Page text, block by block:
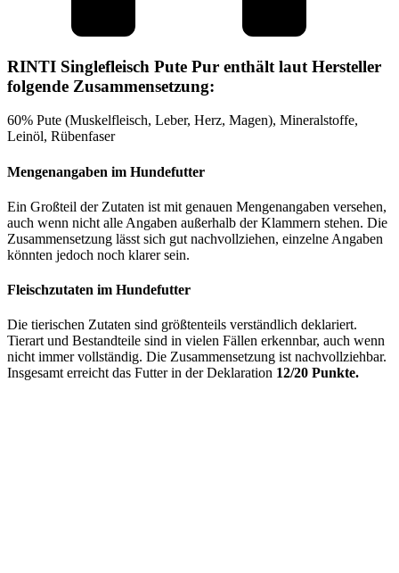
RINTI Singlefleisch Pute Pur enthält laut Hersteller
folgende Zusammensetzung:
60% Pute (Muskelfleisch, Leber, Herz, Magen), Mineralstoffe,
Leinöl, Rübenfaser
Mengenangaben im Hundefutter
Ein Großteil der Zutaten ist mit genauen Mengenangaben versehen,
auch wenn nicht alle Angaben außerhalb der Klammern stehen. Die
Zusammensetzung lässt sich gut nachvollziehen, einzelne Angaben
könnten jedoch noch klarer sein.
Fleischzutaten im Hundefutter
Die tierischen Zutaten sind größtenteils verständlich deklariert.
Tierart und Bestandteile sind in vielen Fällen erkennbar, auch wenn
nicht immer vollständig. Die Zusammensetzung ist nachvollziehbar.
Insgesamt erreicht das Futter in der Deklaration 12/20 Punkte.